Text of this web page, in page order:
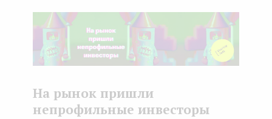
На рынок пришли
непрофильные инвесторы